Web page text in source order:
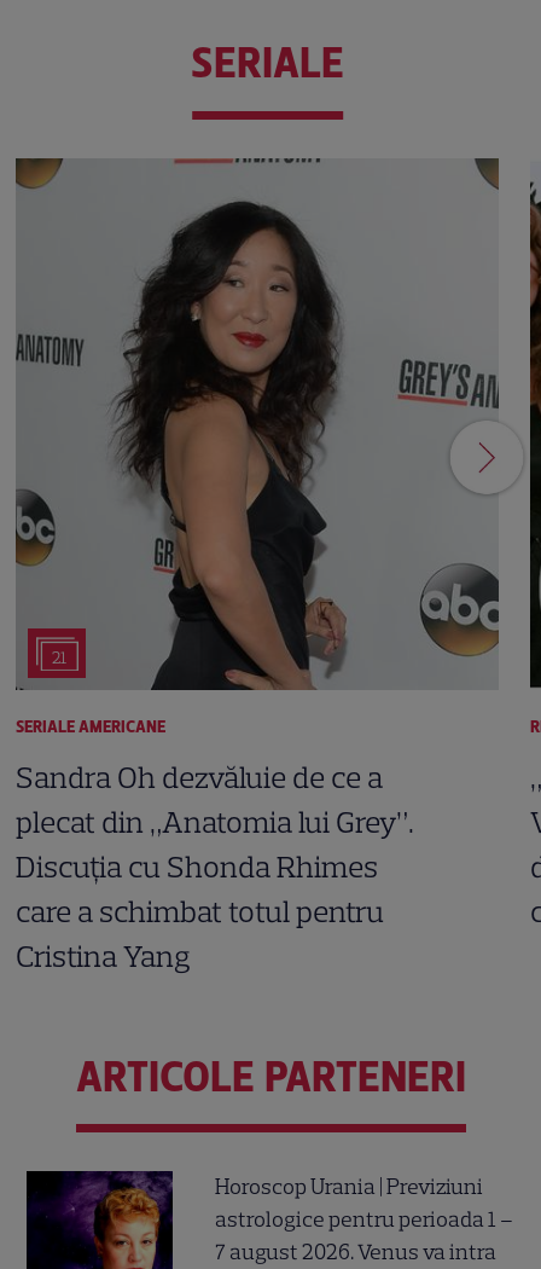
SERIALE
21
SERIALE AMERICANE
Sandra Oh dezvăluie de ce a
plecat din „Anatomia lui Grey”.
Discuția cu Shonda Rhimes
care a schimbat totul pentru
Cristina Yang
ARTICOLE PARTENERI
Horoscop Urania | Previziuni
astrologice pentru perioada 1 –
7 august 2026. Venus va intra